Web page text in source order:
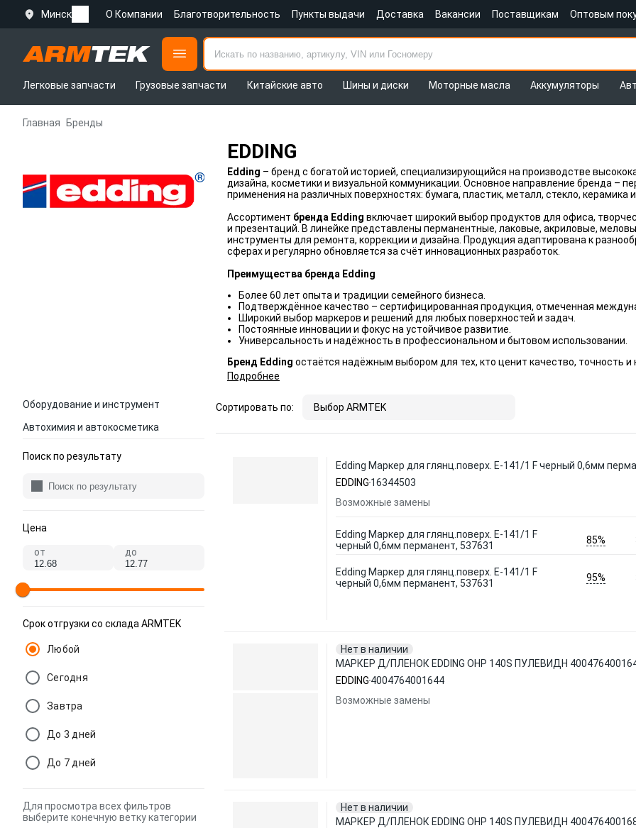
Минск О Компании Благотворительность Пункты выдачи Доставка Вакансии Поставщикам Оптовым
Легковые запчасти
Грузовые запчасти Китайские авто Шины и диски Моторные масла Аккумуляторы
Главная Бренды
EDDING
Edding – бренд с богатой историей, специализирующийся на производстве
дизайна, косметики и визуальной коммуникации. Основное направление бренда –
применения на различных поверхностях: бумага, пластик, металл, стекло, керамика и
Ассортимент бренда Edding включает широкий выбор продуктов для офиса,
и презентаций. В линейке представлены перманентные, лаковые, акриловые,
инструменты для ремонта, коррекции и дизайна. Продукция адаптирована к
сферах и регулярно обновляется за счёт инновационных разработок.
Преимущества бренда Edding
Более 60 лет опыта и традиции семейного бизнеса.
Подтверждённое качество – сертифицированная продукция, отмеченная
Широкий выбор маркеров и решений для любых поверхностей и задач.
Постоянные инновации и фокус на устойчивое развитие.
Универсальность и надёжность в профессиональном и бытовом использовании.
Бренд Edding остаётся надёжным выбором для тех, кто ценит качество, точность и
Подробнее
Оборудование и инструмент
Автохимия и автокосметика
Поиск по результату
Цена
от до
Срок отгрузки со склада ARMTEK
Любой
Сегодня
Завтра
До 3 дней
До 7 дней
Для просмотра всех фильтров
выберите конечную ветку категории
Сортировать по: Выбор ARMTEK
Edding Маркер для глянц.поверх. E-141/1 F черный 0,6мм
EDDING 16344503
Возможные замены
Edding Маркер для глянц.поверх. E-141/1 F
черный 0,6мм перманент, 537631
85%
Edding Маркер для глянц.поверх. E-141/1 F
черный 0,6мм перманент, 537631
95%
Нет в наличии
МАРКЕР Д/ПЛЕНОК EDDING OHP 140S ПУЛЕВИДН
EDDING 4004764001644
Возможные замены
Нет в наличии
МАРКЕР Д/ПЛЕНОК EDDING OHP 140S ПУЛЕВИДН